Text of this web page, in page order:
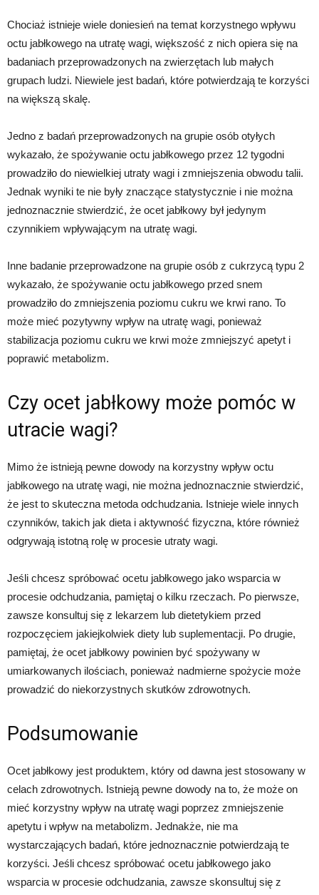
Chociaż istnieje wiele doniesień na temat korzystnego wpływu
octu jabłkowego na utratę wagi, większość z nich opiera się na
badaniach przeprowadzonych na zwierzętach lub małych
grupach ludzi. Niewiele jest badań, które potwierdzają te korzyści
na większą skalę.
Jedno z badań przeprowadzonych na grupie osób otyłych
wykazało, że spożywanie octu jabłkowego przez 12 tygodni
prowadziło do niewielkiej utraty wagi i zmniejszenia obwodu talii.
Jednak wyniki te nie były znaczące statystycznie i nie można
jednoznacznie stwierdzić, że ocet jabłkowy był jedynym
czynnikiem wpływającym na utratę wagi.
Inne badanie przeprowadzone na grupie osób z cukrzycą typu 2
wykazało, że spożywanie octu jabłkowego przed snem
prowadziło do zmniejszenia poziomu cukru we krwi rano. To
może mieć pozytywny wpływ na utratę wagi, ponieważ
stabilizacja poziomu cukru we krwi może zmniejszyć apetyt i
poprawić metabolizm.
Czy ocet jabłkowy może pomóc w
utracie wagi?
Mimo że istnieją pewne dowody na korzystny wpływ octu
jabłkowego na utratę wagi, nie można jednoznacznie stwierdzić,
że jest to skuteczna metoda odchudzania. Istnieje wiele innych
czynników, takich jak dieta i aktywność fizyczna, które również
odgrywają istotną rolę w procesie utraty wagi.
Jeśli chcesz spróbować ocetu jabłkowego jako wsparcia w
procesie odchudzania, pamiętaj o kilku rzeczach. Po pierwsze,
zawsze konsultuj się z lekarzem lub dietetykiem przed
rozpoczęciem jakiejkolwiek diety lub suplementacji. Po drugie,
pamiętaj, że ocet jabłkowy powinien być spożywany w
umiarkowanych ilościach, ponieważ nadmierne spożycie może
prowadzić do niekorzystnych skutków zdrowotnych.
Podsumowanie
Ocet jabłkowy jest produktem, który od dawna jest stosowany w
celach zdrowotnych. Istnieją pewne dowody na to, że może on
mieć korzystny wpływ na utratę wagi poprzez zmniejszenie
apetytu i wpływ na metabolizm. Jednakże, nie ma
wystarczających badań, które jednoznacznie potwierdzają te
korzyści. Jeśli chcesz spróbować ocetu jabłkowego jako
wsparcia w procesie odchudzania, zawsze skonsultuj się z